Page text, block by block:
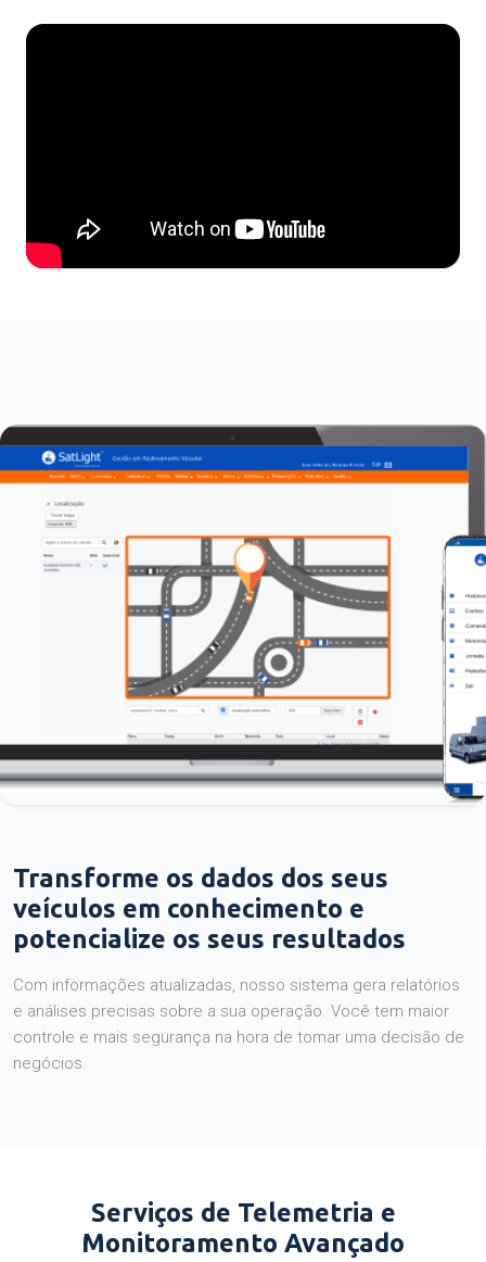
Transforme os dados dos seus
veículos em conhecimento e
potencialize os seus resultados
Com informações atualizadas, nosso sistema gera relatórios
e análises precisas sobre a sua operação. Você tem maior
controle e mais segurança na hora de tomar uma decisão de
negócios.
Serviços de Telemetria e
Monitoramento Avançado